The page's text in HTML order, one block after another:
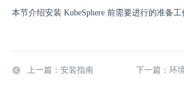
本节介绍安装 KubeSphere 前需要进行的准备工
上一篇：安装指南 下一篇：环